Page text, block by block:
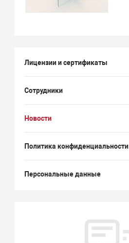
Лицензии и сертификаты
Сотрудники
Новости
Политика конфиденциальности
Персональные данные